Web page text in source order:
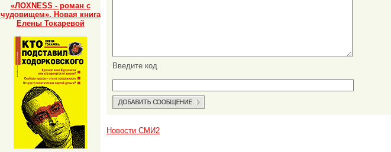
Введите код
Новости СМИ2
«ЛОХNESS - роман с
чудовищем». Новая книга
Елены Токаревой